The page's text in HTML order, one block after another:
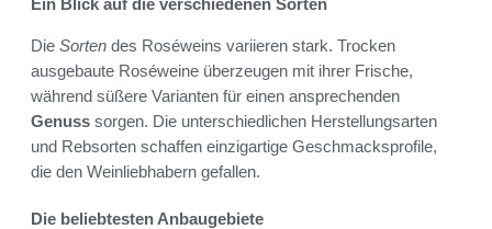
Die Sorten des Roséweins variieren stark. Trocken
ausgebaute Roséweine überzeugen mit ihrer Frische,
während süßere Varianten für einen ansprechenden
Genuss sorgen. Die unterschiedlichen Herstellungsarten
und Rebsorten schaffen einzigartige Geschmacksprofile,
die den Weinliebhabern gefallen.
Die beliebtesten Anbaugebiete